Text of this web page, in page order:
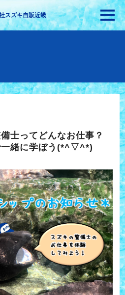
スズキ自販近畿
士ってどんなお仕事？
一緒に学ぼう(*^▽^*)